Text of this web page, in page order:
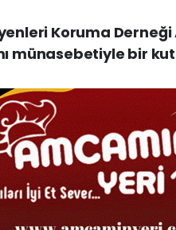
Koruma Derneği
münasebetiyle bir